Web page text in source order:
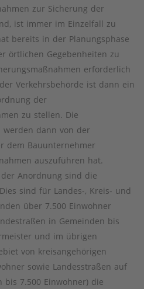
zur Sicherung der
ist immer im Einzelfall zu
bereits in der Planungsphase
örtlichen Gegebenheiten zu
erforderlich
Verkehrsbehörde ist dann ein
der
zu stellen. Die
dann von der
dem Bauunternehmer
auszuführen hat.
Anordnung sind die
sind für Landes-, Kreis- und
über 7.500 Einwohner
in Gemeinden bis
und im übrigen
von kreisangehörigen
sowie Landesstraßen auf
bis 7.500 Einwohner) die